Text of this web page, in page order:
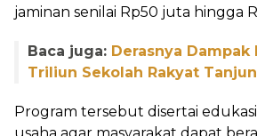
jaminan senilai Rp50 juta hingga
Baca juga: Derasnya Dampak
Triliun Sekolah Rakyat
Program tersebut disertai